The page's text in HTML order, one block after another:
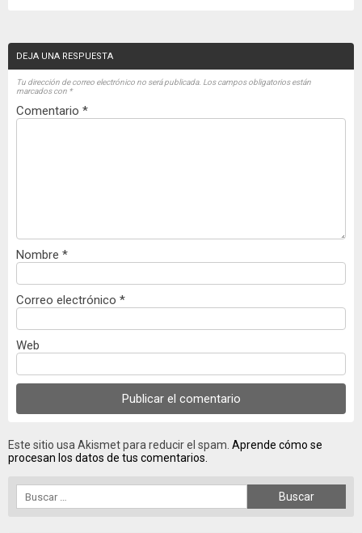
DEJA UNA RESPUESTA
Tu dirección de correo electrónico no será publicada. Los campos obligatorios están
marcados con *
Comentario *
Nombre *
Correo electrónico *
Web
Este sitio usa Akismet para reducir el spam. Aprende cómo se
procesan los datos de tus comentarios.